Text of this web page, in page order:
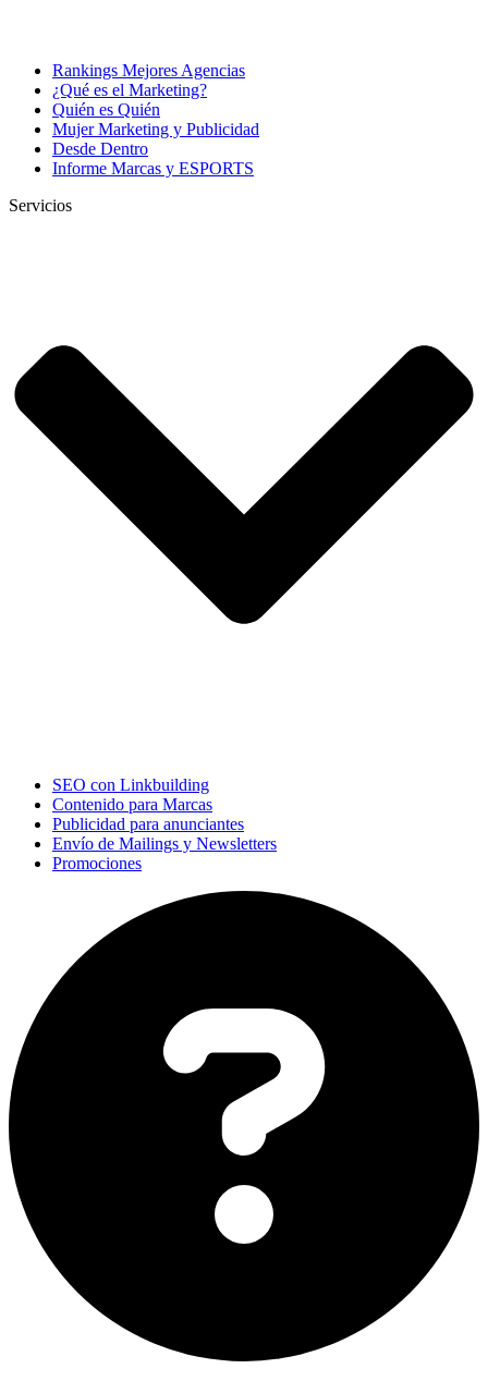
Rankings Mejores Agencias
¿Qué es el Marketing?
Quién es Quién
Mujer Marketing y Publicidad
Desde Dentro
Informe Marcas y ESPORTS
Servicios
SEO con Linkbuilding
Contenido para Marcas
Publicidad para anunciantes
Envío de Mailings y Newsletters
Promociones